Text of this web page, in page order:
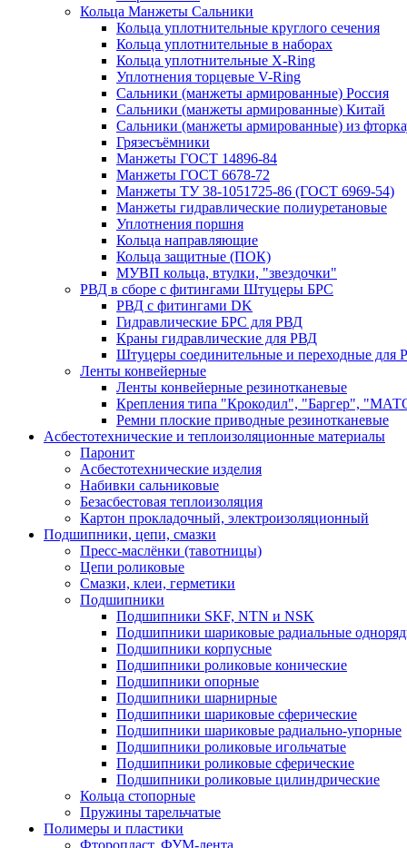
Кольца Манжеты Сальники
Кольца уплотнительные круглого сечения
Кольца уплотнительные в наборах
Кольца уплотнительные Х-Ring
Уплотнения торцевые V-Ring
Сальники (манжеты армированные) Россия
Сальники (манжеты армированные) Китай
Сальники (манжеты армированные) из
Грязесъёмники
Манжеты ГОСТ 14896-84
Манжеты ГОСТ 6678-72
Манжеты ТУ 38-1051725-86 (ГОСТ 6969-54)
Манжеты гидравлические полиуретановые
Уплотнения поршня
Кольца направляющие
Кольца защитные (ПОК)
МУВП кольца, втулки, "звездочки"
РВД в сборе с фитингами Штуцеры БРС
РВД с фитингами DK
Гидравлические БРС для РВД
Краны гидравлические для РВД
Штуцеры соединительные и переходные для
Ленты конвейерные
Ленты конвейерные резинотканевые
Крепления типа "Крокодил", "Баргер",
Ремни плоские приводные резинотканевые
Асбестотехнические и теплоизоляционные материалы
Паронит
Асбестотехнические изделия
Набивки сальниковые
Безасбестовая теплоизоляция
Картон прокладочный, электроизоляционный
Подшипники, цепи, смазки
Пресс-маслёнки (тавотницы)
Цепи роликовые
Смазки, клеи, герметики
Подшипники
Подшипники SKF, NTN и NSK
Подшипники шариковые радиальные
Подшипники корпусные
Подшипники роликовые конические
Подшипники опорные
Подшипники шарнирные
Подшипники шариковые сферические
Подшипники шариковые радиально-упорные
Подшипники роликовые игольчатые
Подшипники роликовые сферические
Подшипники роликовые цилиндрические
Кольца стопорные
Пружины тарельчатые
Полимеры и пластики
Фторопласт, ФУМ-лента